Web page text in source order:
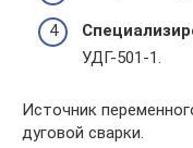
УДГ-501-1.
Источник
дуговой сварки.